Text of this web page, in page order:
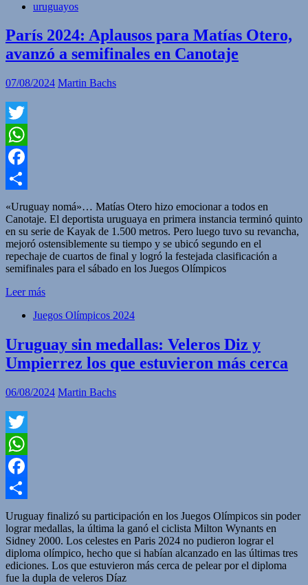
uruguayos
París 2024: Aplausos para Matías Otero,
avanzó a semifinales en Canotaje
07/08/2024 Martin Bachs
Twitter
WhatsApp
Facebook
Compartir
«Uruguay nomá»… Matías Otero hizo emocionar a todos en
Canotaje. El deportista uruguaya en primera instancia terminó quinto
en su serie de Kayak de 1.500 metros. Pero luego tuvo su revancha,
mejoró ostensiblemente su tiempo y se ubicó segundo en el
repechaje de cuartos de final y logró la festejada clasificación a
semifinales para el sábado en los Juegos Olímpicos
Leer más
Juegos Olímpicos 2024
Uruguay sin medallas: Veleros Diz y
Umpierrez los que estuvieron más cerca
06/08/2024 Martin Bachs
Twitter
WhatsApp
Facebook
Compartir
Uruguay finalizó su participación en los Juegos Olímpicos sin poder
lograr medallas, la última la ganó el ciclista Milton Wynants en
Sidney 2000. Los celestes en Paris 2024 no pudieron lograr el
diploma olímpico, hecho que si habían alcanzado en las últimas tres
ediciones. Los que estuvieron más cerca de pelear por el diploma
fue la dupla de veleros Díaz